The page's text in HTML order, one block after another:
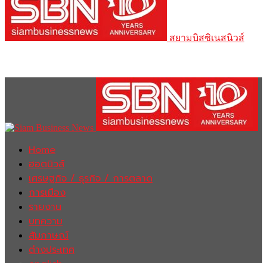
สยามบิสซิเนสนิวส์
Home
ฮอตนิวส์
เศรษฐกิจ / ธุรกิจ / การตลาด
การเมือง
รายงาน
บทความ
สัมภาษณ์
ต่างประเทศ